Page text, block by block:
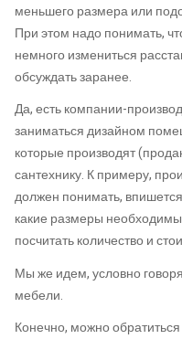
меньшего размера или
При этом надо понимать,
немного измениться
обсуждать заранее.
Да, есть компании-
заниматься дизайном
которые производят
сантехнику. К примеру,
должен понимать,
какие размеры
посчитать количество и
Мы же идем, условно
мебели.
Конечно, можно